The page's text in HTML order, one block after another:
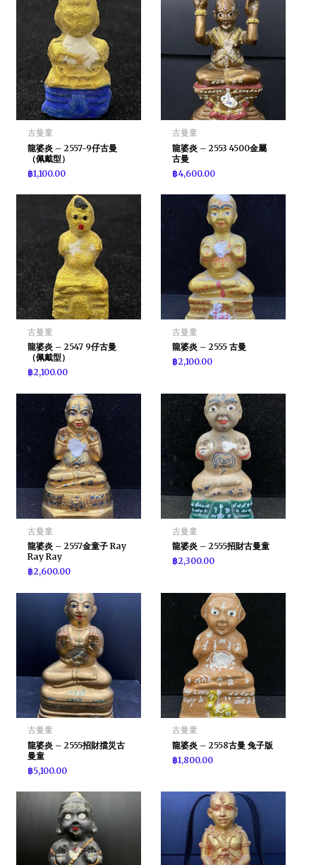
古曼童
龍婆炎 – 2557-9仔古曼
（佩戴型）
฿1,100.00
古曼童
龍婆炎 – 2553 4500金屬
古曼
฿4,600.00
古曼童
龍婆炎 – 2547 9仔古曼
（佩戴型）
฿2,100.00
古曼童
龍婆炎 – 2555 古曼
฿2,100.00
古曼童
龍婆炎 – 2557金童子 Ray
Ray Ray
฿2,600.00
古曼童
龍婆炎 – 2555招財古曼童
฿2,300.00
古曼童
龍婆炎 – 2555招財擋災古
曼童
฿5,100.00
古曼童
龍婆炎 – 2558古曼 兔子版
฿1,800.00